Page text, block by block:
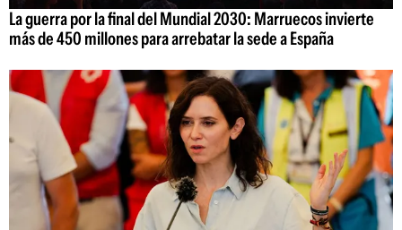
La guerra por la final del Mundial 2030: Marruecos invierte
más de 450 millones para arrebatar la sede a España